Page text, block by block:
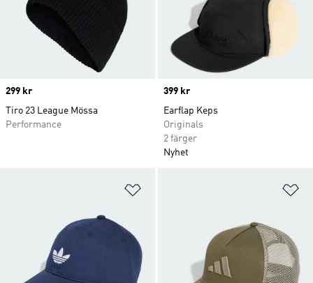
Price
299 kr
Tiro 23 League Mössa
Performance
Price
399 kr
Earflap Keps
Originals
2 färger
Nyhet